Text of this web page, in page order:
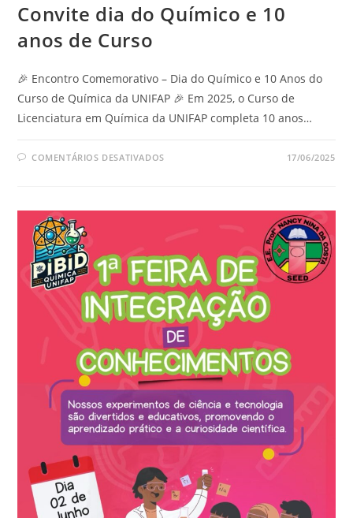
Convite dia do Químico e 10
anos de Curso
🎉 Encontro Comemorativo – Dia do Químico e 10 Anos do
Curso de Química da UNIFAP 🎉 Em 2025, o Curso de
Licenciatura em Química da UNIFAP completa 10 anos…
COMENTÁRIOS DESATIVADOS 17/06/2025